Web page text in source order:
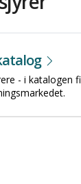
- i katalogen